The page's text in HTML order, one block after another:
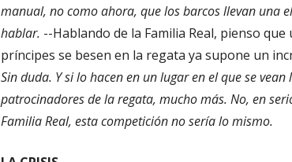
manual, no como ahora, que los barcos llevan una
hablar. --Hablando de la Familia Real, pienso
príncipes se besen en la regata ya supone un
Sin duda. Y si lo hacen en un lugar en el que se
patrocinadores de la regata, mucho más. No, en
Familia Real, esta competición no sería lo mismo.